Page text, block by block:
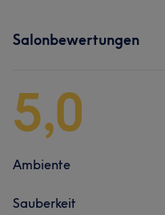
Salonbewertungen
5,0
Ambiente
Sauberkeit